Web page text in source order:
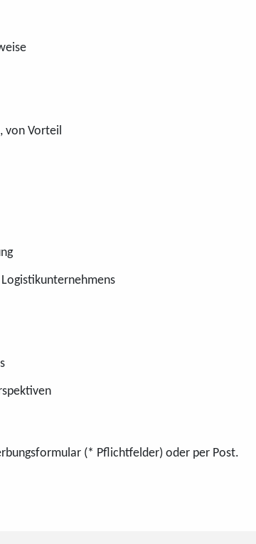
von Vorteil
Logistikunternehmens
(* Pflichtfelder) oder per Post.